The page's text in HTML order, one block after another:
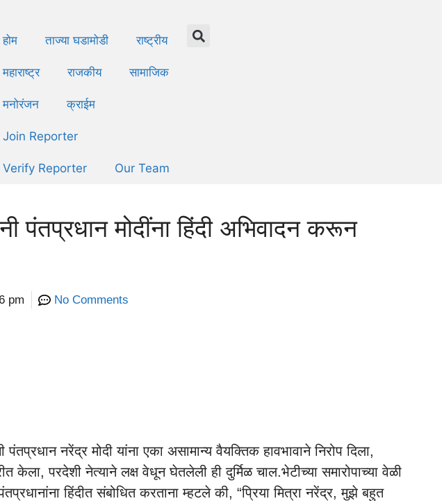
होम ताज्या घडामोडी राष्ट्रीय
महाराष्ट्र राजकीय सामाजिक
मनोरंजन क्राईम
Join Reporter
Verify Reporter Our Team
पंतप्रधान मोदींना हिंदी अभिवादन करून
pm No Comments
पंतप्रधान नरेंद्र मोदी यांना एका असामान्य वैयक्तिक हावभावाने निरोप दिला,
केला, परदेशी नेत्याने लक्ष वेधून घेतलेली ही दुर्मिळ चाल.भेटीच्या समारोपाच्या वेळी
हिंदीत संबोधित करताना म्हटले की, “प्रिया मित्रा नरेंद्र, मुझे बहुत